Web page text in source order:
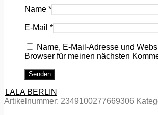
Name *
E-Mail *
Name, E-Mail-Adresse und
Browser für meinen nächsten
LALA BERLIN
Artikelnummer: 2349100277669306